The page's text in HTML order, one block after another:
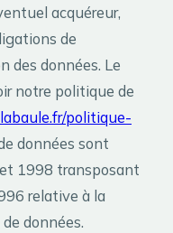
acquéreur,
de
des données. Le
notre politique de
politique-
données sont
1998 transposant
relative à la
données.